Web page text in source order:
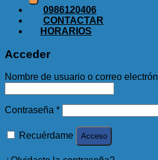
0986120406
CONTACTAR
HORARIOS
Acceder
Nombre de usuario o correo
Contraseña *
Recuérdame Acceso